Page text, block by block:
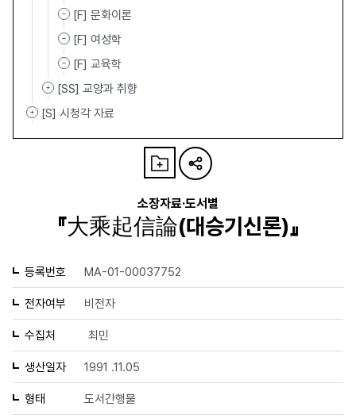
[F] 문화이론
[F] 여성학
[F] 교육학
[SS] 교양과 취향
[S] 시청각 자료
소장자료·도서별
『大乘起信論(대승기신론)』
등록번호 MA-01-00037752
전자여부 비전자
수집처 최민
생산일자 1991 .11.05
형태 도서간행물